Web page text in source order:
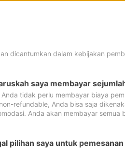
dicantumkan dalam kebijakan
saya membayar
tidak perlu membayar biaya
refundable, Anda bisa saja
Anda akan membayar semua
pilihan saya untuk